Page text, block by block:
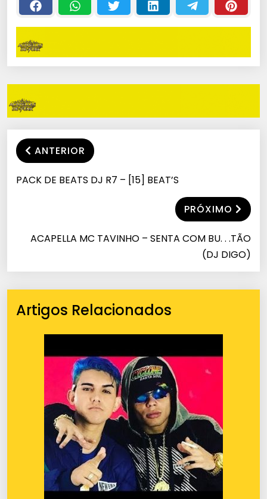
ANTERIOR
PACK DE BEATS DJ R7 – [15] BEAT’S
PRÓXIMO
ACAPELLA MC TAVINHO – SENTA COM BU. . .TÃO
(DJ DIGO)
Artigos Relacionados